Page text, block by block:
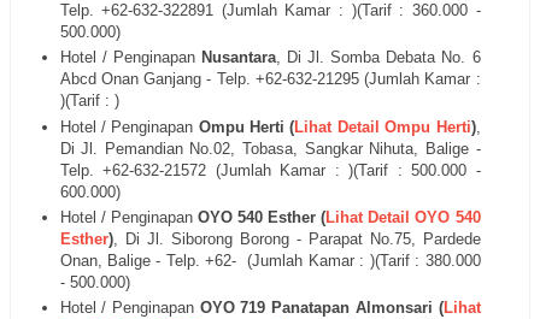
Telp. +62-632-322891 (Jumlah Kamar : )(Tarif : 360.000 -
500.000)
Hotel / PenginapanNusantara, DiJl. Somba Debata No. 6
Abcd Onan Ganjang - Telp. +62-632-21295(Jumlah Kamar :
)(Tarif : )
Hotel / Penginapan Ompu Herti (Lihat Detail Ompu Herti),
DiJl. Pemandian No.02, Tobasa, Sangkar Nihuta, Balige -
Telp. +62-632-21572 (Jumlah Kamar : )(Tarif : 500.000 -
600.000)
Hotel / PenginapanOYO 540 Esther ( Lihat Detail OYO 540
Esther), Di Jl. Siborong Borong - Parapat No.75, Pardede
Onan, Balige - Telp. +62- (Jumlah Kamar : )(Tarif : 380.000
- 500.000)
Hotel / PenginapanOYO 719 Panatapan Almonsari (Lihat